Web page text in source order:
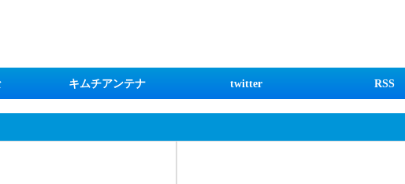
キムチアンテナ twitter RSS